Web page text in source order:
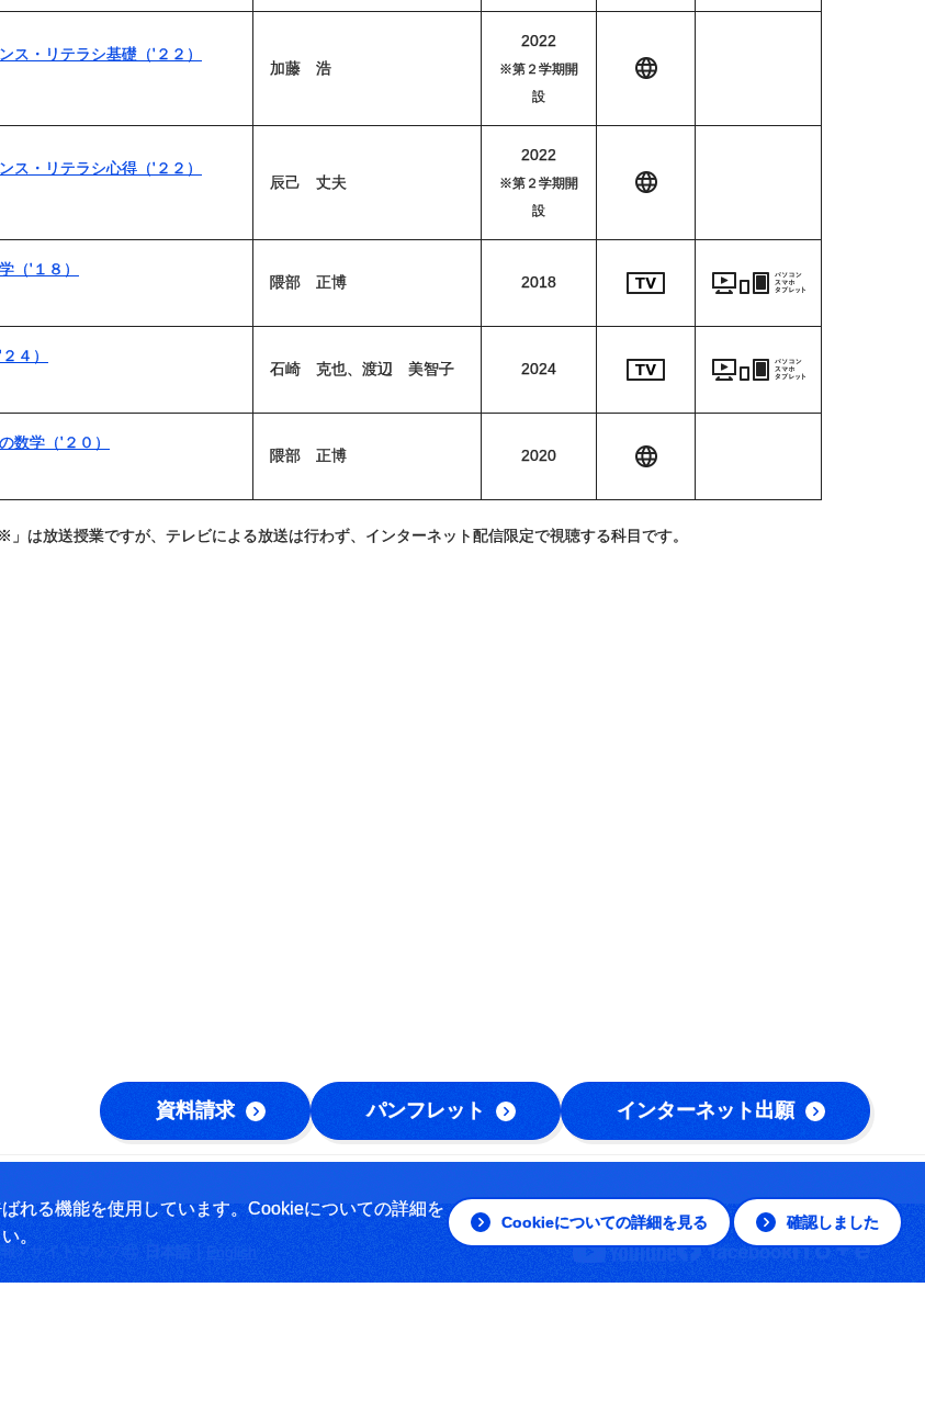
れる機能を使用しています。Cookieについての詳細を
。
Cookieについての詳細を見る 確認しました
ス・リテラシ基礎（'２２）
加藤 浩
2022
※第２学期開
設
ス・リテラシ心得（'２２）
辰己 丈夫
2022
※第２学期開
設
（'１８）
隈部 正博 2018
４）
石崎 克也、渡辺 美智子 2024
数学（'２０）
隈部 正博 2020
」は放送授業ですが、テレビによる放送は行わず、インターネット配信限定で視聴する科目です。
資料請求 パンフレット インターネット出願
サイトマップ 日本語 | English